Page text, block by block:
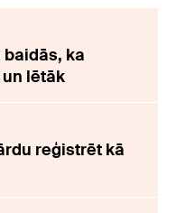
ka
lētāk
reģistrēt kā